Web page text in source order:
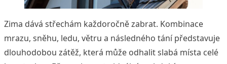
Zima dává střechám každoročně zabrat. Kombinace
mrazu, sněhu, ledu, větru a následného tání představuje
dlouhodobou zátěž, která může odhalit slabá místa celé